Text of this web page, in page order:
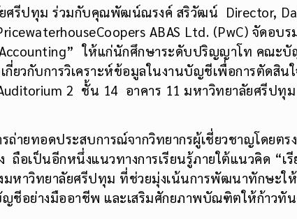
รีปทุม ร่วมกับคุณพัฒน์ณรงค์ สริวัฒน์ Director,
ABAS Ltd. (PwC) จัดอบ
ให้แก่นักศึกษาระดับปริญญาโท คณะบั
กี่ยวกับการวิเคราะห์ข้อมูลในงานบัญชีเพื่อการตัดสิน
2 ชั้น 14 อาคาร 11 มหาวิทยาลัยศรีปทุ
ถ่ายทอดประสบการณ์จากวิทยากรผู้เชี่ยวชาญโดยตร
ถือเป็นอีกหนึ่งแนวทางการเรียนรู้ภายใต้แนวคิด “เ
มหาวิทยาลัยศรีปทุม ที่ช่วยมุ่งเน้นการพัฒนาทักษะใ
ชีอย่างมืออาชีพ และเสริมศักยภาพบัณฑิตให้ก้าวทัน